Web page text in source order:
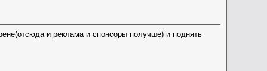
и реклама и спонсоры получше) и поднять